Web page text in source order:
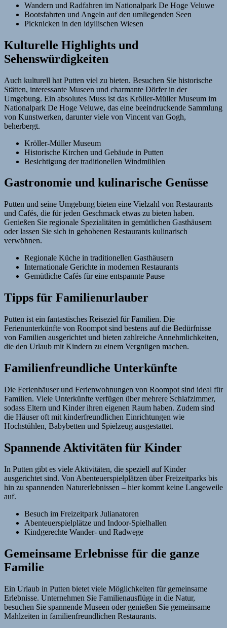
Wandern und Radfahren im Nationalpark De Hoge Veluwe
Bootsfahrten und Angeln auf den umliegenden Seen
Picknicken in den idyllischen Wiesen
Kulturelle Highlights und
Sehenswürdigkeiten
Auch kulturell hat Putten viel zu bieten. Besuchen Sie historische
Stätten, interessante Museen und charmante Dörfer in der
Umgebung. Ein absolutes Muss ist das Kröller-Müller Museum im
Nationalpark De Hoge Veluwe, das eine beeindruckende Sammlung
von Kunstwerken, darunter viele von Vincent van Gogh,
beherbergt.
Kröller-Müller Museum
Historische Kirchen und Gebäude in Putten
Besichtigung der traditionellen Windmühlen
Gastronomie und kulinarische Genüsse
Putten und seine Umgebung bieten eine Vielzahl von Restaurants
und Cafés, die für jeden Geschmack etwas zu bieten haben.
Genießen Sie regionale Spezialitäten in gemütlichen Gasthäusern
oder lassen Sie sich in gehobenen Restaurants kulinarisch
verwöhnen.
Regionale Küche in traditionellen Gasthäusern
Internationale Gerichte in modernen Restaurants
Gemütliche Cafés für eine entspannte Pause
Tipps für Familienurlauber
Putten ist ein fantastisches Reiseziel für Familien. Die
Ferienunterkünfte von Roompot sind bestens auf die Bedürfnisse
von Familien ausgerichtet und bieten zahlreiche Annehmlichkeiten,
die den Urlaub mit Kindern zu einem Vergnügen machen.
Familienfreundliche Unterkünfte
Die Ferienhäuser und Ferienwohnungen von Roompot sind ideal für
Familien. Viele Unterkünfte verfügen über mehrere Schlafzimmer,
sodass Eltern und Kinder ihren eigenen Raum haben. Zudem sind
die Häuser oft mit kinderfreundlichen Einrichtungen wie
Hochstühlen, Babybetten und Spielzeug ausgestattet.
Spannende Aktivitäten für Kinder
In Putten gibt es viele Aktivitäten, die speziell auf Kinder
ausgerichtet sind. Von Abenteuerspielplätzen über Freizeitparks bis
hin zu spannenden Naturerlebnissen – hier kommt keine Langeweile
auf.
Besuch im Freizeitpark Julianatoren
Abenteuerspielplätze und Indoor-Spielhallen
Kindgerechte Wander- und Radwege
Gemeinsame Erlebnisse für die ganze
Familie
Ein Urlaub in Putten bietet viele Möglichkeiten für gemeinsame
Erlebnisse. Unternehmen Sie Familienausflüge in die Natur,
besuchen Sie spannende Museen oder genießen Sie gemeinsame
Mahlzeiten in familienfreundlichen Restaurants.